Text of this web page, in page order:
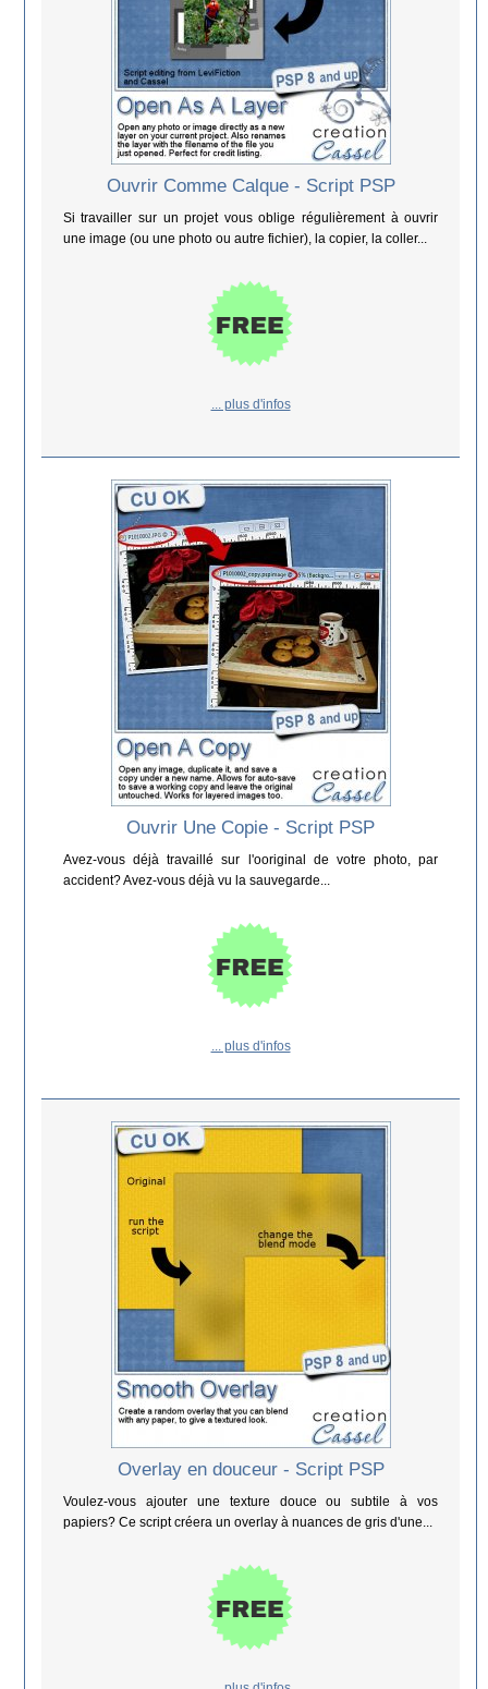
Ouvrir Comme Calque - Script PSP
Si travailler sur un projet vous oblige régulièrement à ouvrir
une image (ou une photo ou autre fichier), la copier, la coller...
... plus d'infos
Ouvrir Une Copie - Script PSP
Avez-vous déjà travaillé sur l'ooriginal de votre photo, par
accident? Avez-vous déjà vu la sauvegarde...
... plus d'infos
Overlay en douceur - Script PSP
Voulez-vous ajouter une texture douce ou subtile à vos
papiers? Ce script créera un overlay à nuances de gris d'une...